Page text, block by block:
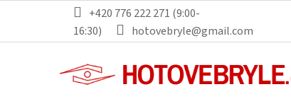
obsah
+420 776 222 271 (9:00-
16:30)
hotovebryle@gmail.com